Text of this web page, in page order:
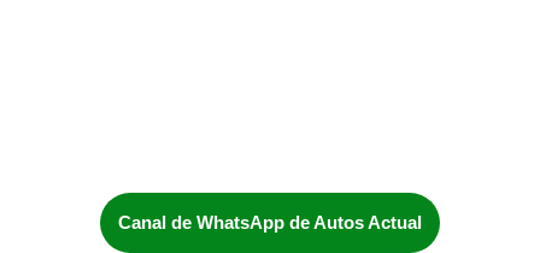
Canal de WhatsApp de Autos Actual